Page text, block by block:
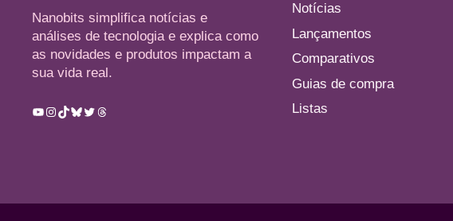
Nanobits simplifica notícias e
análises de tecnologia e explica como
as novidades e produtos impactam a
sua vida real.
Youtube
Instagram
TikTok
Bluesky
TwitterThreads
Notícias
Lançamentos
Comparativos
Guias de compra
Listas